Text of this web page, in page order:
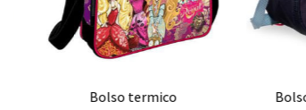
Detalle
bolso termico Agregar
bolso